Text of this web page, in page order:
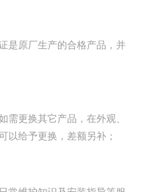
是原厂生产的合格产品，并
需更换其它产品，在外观、
以给予更换，差额另补；